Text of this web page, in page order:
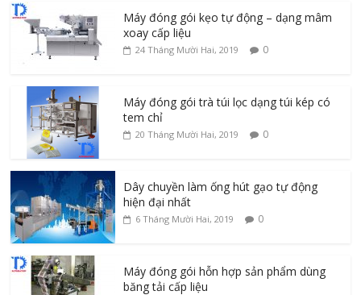
Máy đóng gói kẹo tự động – dạng mâm
xoay cấp liệu
24 Tháng Mười Hai, 2019 0
Máy đóng gói trà túi lọc dạng túi kép có
tem chỉ
20 Tháng Mười Hai, 2019 0
Dây chuyền làm ống hút gạo tự động
hiện đại nhất
6 Tháng Mười Hai, 2019 0
Máy đóng gói hỗn hợp sản phẩm dùng
băng tải cấp liệu